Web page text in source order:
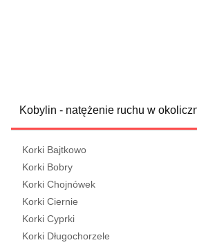
Kobylin - natężenie ruchu w
Korki Bajtkowo
Korki Bobry
Korki Chojnówek
Korki Ciernie
Korki Cyprki
Korki Długochorzele